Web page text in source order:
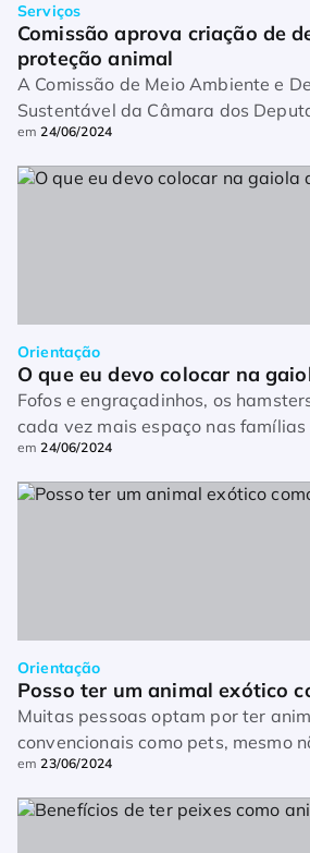
Serviços
Comissão aprova criação de
proteção animal
A Comissão de Meio Ambiente e
Sustentável da Câmara dos
projeto de lei (PL) para a criação e
Delegacias Especializadas em
(Depa). […]
em24/06/2024
Orientação
O que eu devo colocar na
Fofos e engraçadinhos, os
cada vez mais espaço nas
entanto, para garantir que tenham
e feliz, é preciso disponibilizar um
em24/06/2024
Orientação
Posso ter um animal exótico
Muitas pessoas optam por ter
convencionais como pets, mesmo
comuns quanto cachorros e gatos.
são admiráveis e únicos, mas
especiais […]
em23/06/2024